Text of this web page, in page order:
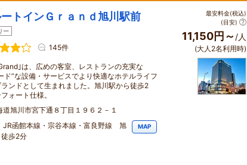
トインＧｒａｎｄ旭川駅前
ー
145件
｣は、広めの客室、レストランの充実な
ド”な設備・サービスでより快適なホテルライフ
ンドとして生まれました。旭川駅から徒歩2
ォート仕様。
道旭川市宮下通８丁目１９６２－１
JR函館本線・宗谷本線・富良野線 旭
歩2分
MAP
最安料金(税込)
(目安)
11,150円～/人
(大人2名利用時)